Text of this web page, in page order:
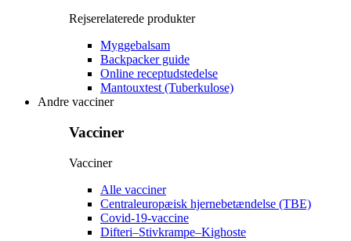
Rejserelaterede produkter
Myggebalsam
Backpacker guide
Online receptudstedelse
Mantouxtest (Tuberkulose)
Andre vacciner
Vacciner
Vacciner
Alle vacciner
Centraleuropæisk hjernebetændelse (TBE)
Covid-19-vaccine
Difteri–Stivkrampe–Kighoste